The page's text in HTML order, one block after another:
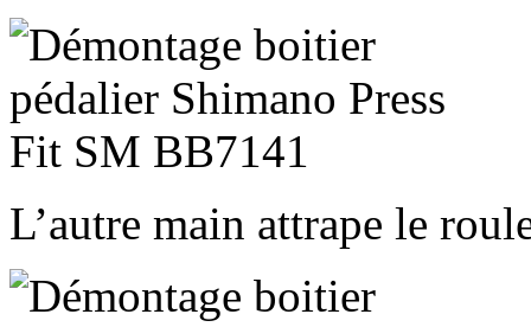
L’autre main attrape le